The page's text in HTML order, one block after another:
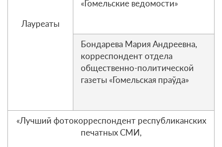
Лауреаты
«Гомельские ведомости»
Бондарева Мария Андреевна,
корреспондент отдела
общественно-политической
газеты «Гомельская праўда»
«Лучший фотокорреспондент республиканских
печатных СМИ,